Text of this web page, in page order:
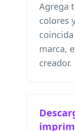
Agrega
colores
marca,
creador.